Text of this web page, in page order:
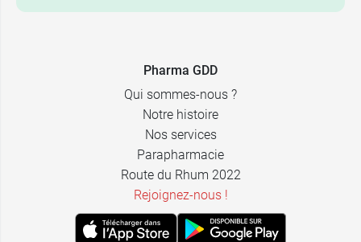
Pharma GDD
Qui sommes-nous ?
Notre histoire
Nos services
Parapharmacie
Route du Rhum 2022
Rejoignez-nous !